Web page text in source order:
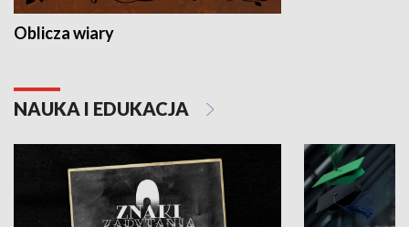
Oblicza wiary
NAUKA I EDUKACJA